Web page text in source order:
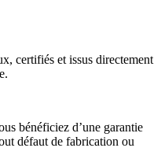
certifiés et issus directement
bénéficiez d’une garantie
défaut de fabrication ou